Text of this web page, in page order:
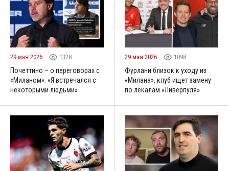
29 мая 2026 1328
Почеттино – о переговорах с
«Миланом»: «Я встречался с
некоторыми людьми»
29 мая 2026 1098
Фурлани близок к уходу из
«Милана», клуб ищет замену
по лекалам «Ливерпуля»